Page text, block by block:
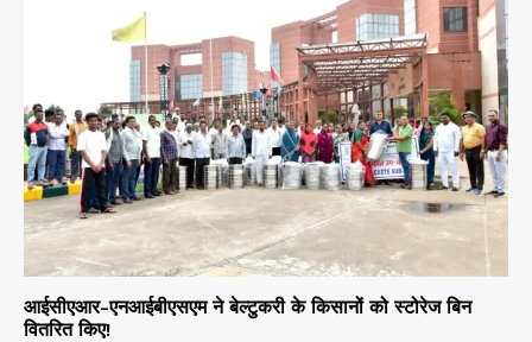
आईसीएआर-एनआईबीएसएम ने बेल्टुकरी के किसानों को स्टोरेज बिन
वितरित किए!